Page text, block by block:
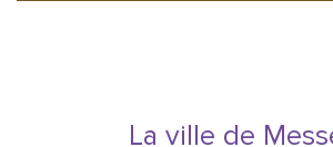
La ville de